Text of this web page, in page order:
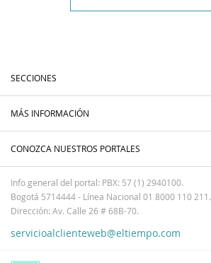
SECCIONES
MÁS INFORMACIÓN
CONOZCA NUESTROS PORTALES
Info general del portal: PBX: 57 (1) 2940100.
Bogotá 5714444 - Línea Nacional 01 8000 110 211.
Dirección: Av. Calle 26 # 68B-70.
servicioalclienteweb@eltiempo.com